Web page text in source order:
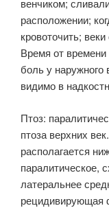
венчиком;
расположении;
кровоточить;
Время от
боль у наружного
видимо в
Птоз:
птоза верхних
располагается
паралитическое,
латеральнее
рецидивирующая